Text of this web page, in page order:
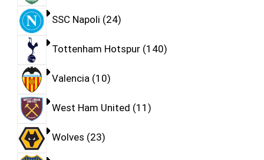
SSC Napoli 24
Tottenham Hotspur 140
Valencia 10
West Ham United 11
Wolves 23